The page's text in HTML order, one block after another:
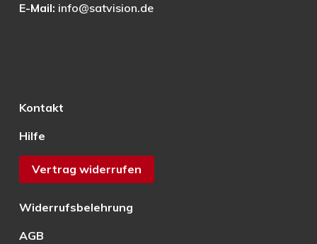
E-Mail: info@satvision.de
Kontakt
Hilfe
Vertrag widerrufen
Widerrufsbelehrung
AGB